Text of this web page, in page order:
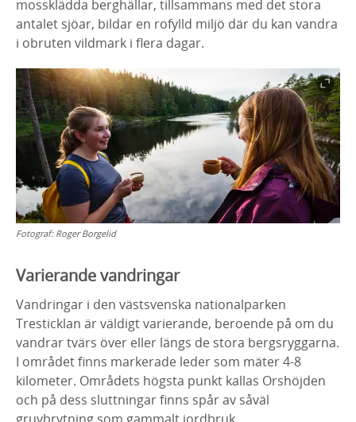
mossklädda berghällar, tillsammans med det stora
antalet sjöar, bildar en rofylld miljö där du kan vandra
i obruten vildmark i flera dagar.
Fotograf: Roger Borgelid
Varierande vandringar
Vandringar i den västsvenska nationalparken
Tresticklan är väldigt varierande, beroende på om du
vandrar tvärs över eller längs de stora bergsryggarna.
I området finns markerade leder som mäter 4-8
kilometer. Områdets högsta punkt kallas Orshöjden
och på dess sluttningar finns spår av såväl